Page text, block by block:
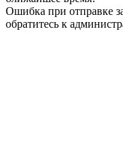
Ошибка при отправке
обратитесь к